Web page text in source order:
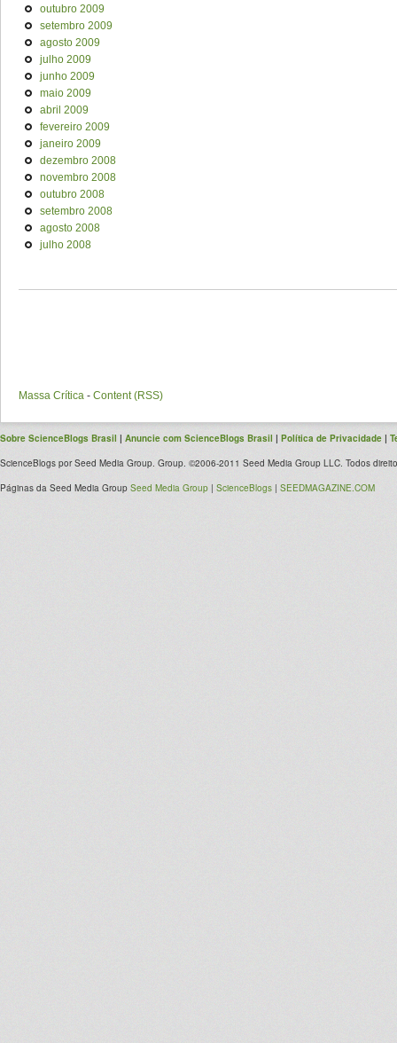
outubro 2009
setembro 2009
agosto 2009
julho 2009
junho 2009
maio 2009
abril 2009
fevereiro 2009
janeiro 2009
dezembro 2008
novembro 2008
outubro 2008
setembro 2008
agosto 2008
julho 2008
Massa Crítica - Content (RSS)
Sobre ScienceBlogs Brasil | Anuncie com ScienceBlogs Brasil | Política de Privacidade |
ScienceBlogs por Seed Media Group. Group. ©2006-2011 Seed Media Group LLC. Todos
Páginas da Seed Media Group Seed Media Group | ScienceBlogs | SEEDMAGAZINE.COM